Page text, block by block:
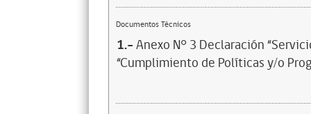
Documentos Técnicos
1.-Anexo N° 3 Declaración
“Cumplimiento de Políticas y/o